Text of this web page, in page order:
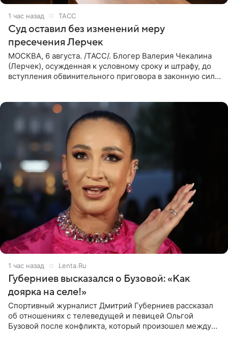
1 час назад ТАСС
Суд оставил без изменений меру
пресечения Лерчек
МОСКВА, 6 августа. /ТАСС/. Блогер Валерия Чекалина
(Лерчек), осужденная к условному сроку и штрафу, до
вступления обвинительного приговора в законную силу
1 час назад Lenta.Ru
Губерниев высказался о Бузовой: «Как
доярка на селе!»
Спортивный журналист Дмитрий Губерниев рассказал
об отношениях с телеведущей и певицей Ольгой
Бузовой после конфликта, который произошел между